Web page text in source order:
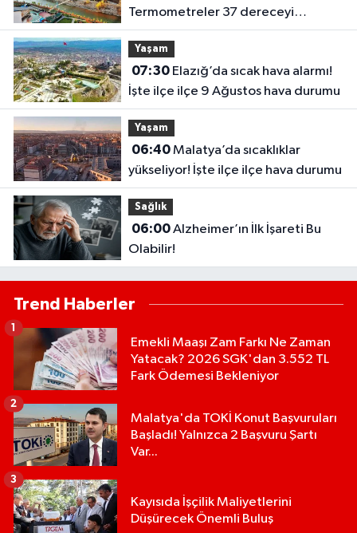
Termometreler 37 dereceyi
görecek
Yaşam
07:30Elazığ’da sıcak hava alarmı!
İşte ilçe ilçe 9 Ağustos hava durumu
Yaşam
06:40Malatya’da sıcaklıklar
yükseliyor! İşte ilçe ilçe hava durumu
Sağlık
06:00Alzheimer’ın İlk İşareti Bu
Olabilir!
Trend Haberler
Emekli Maaşı Zam Farkı Ne Zaman
Yatacak? 2026 SGK'dan 3.552 TL
Fark Ödemesi Bekleniyor
1
Malatya'da TOKİ Konut Başvuruları
Başladı! Yalnızca 2 Başvuru Şartı
Var...
2
Kayısıda İşçilik Maliyetlerini
Düşürecek Önemli Buluş
3